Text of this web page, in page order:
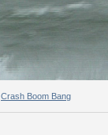
Crash Boom Bang